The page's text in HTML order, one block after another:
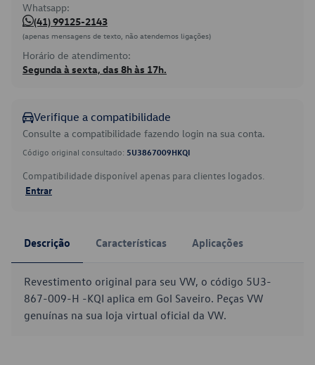
Whatsapp:
(41) 99125-2143
(apenas mensagens de texto, não atendemos ligações)
Horário de atendimento:
Segunda à sexta, das 8h às 17h.
Verifique a compatibilidade
Consulte a compatibilidade fazendo login na sua conta.
Código original consultado: 5U3867009HKQI
Compatibilidade disponível apenas para clientes logados.
Entrar
Descrição Características Aplicações
Revestimento original para seu VW, o código 5U3-
867-009-H -KQI aplica em Gol Saveiro. Peças VW
genuínas na sua loja virtual oficial da VW.